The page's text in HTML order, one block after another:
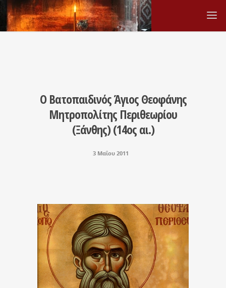
Ο Βατοπαιδινός Άγιος Θεοφάνης
Μητροπολίτης Περιθεωρίου
(Ξάνθης) (14ος αι.)
3 Μαΐου 2011